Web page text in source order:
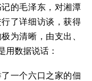
的毛泽东，对湘潭
了详细访谈，获得
为清晰，由支出、
用数据说话：
一个六口之家的佃